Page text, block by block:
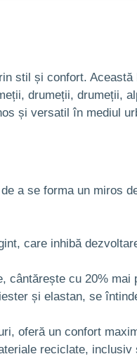
stil și confort. Această
drumeții, drumeții,
și versatil în mediul
a se forma un miros
care inhibă
cu 20% mai
și elastan, se
oferă un confort
reciclate,